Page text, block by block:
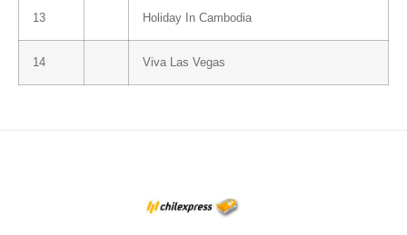
13 Holiday In Cambodia
14 Viva Las Vegas